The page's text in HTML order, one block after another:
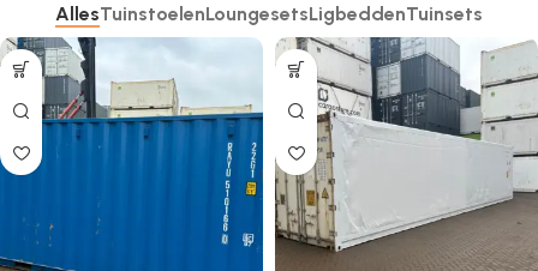
AllesTuinstoelenLoungesetsLigbeddenTuinsets